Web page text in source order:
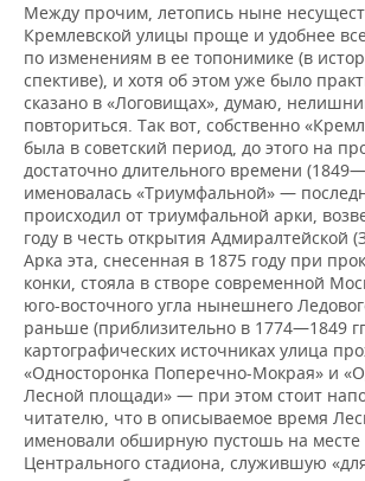
Между прочим, летопись ныне
Кремлевской улицы проще и удобнее
по изменениям в ее топонимике (в
спективе), и хотя об этом уже было
сказано в «Логовищах», думаю,
повториться. Так вот, собственно
была в советский период, до этого на
достаточно длительного вре­мени
именовалась «Триумфальной» —
происходил от триумфальной арки,
году в честь открытия Адмиралтейской
Арка эта, снесенная в 1875 году при
конки, стояла в створе современной
юго-восточного угла нынешнего
раньше (приблизительно в 1774—1849
картографических источни­ках улица
«Односторонка Поперечно-Мокрая» и
Лесной площади» — при этом стоит
читателю, что в описываемое время
именовали обширную пустошь на
Центрального стадиона, служившую